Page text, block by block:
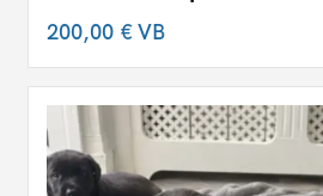
200,00 €VB